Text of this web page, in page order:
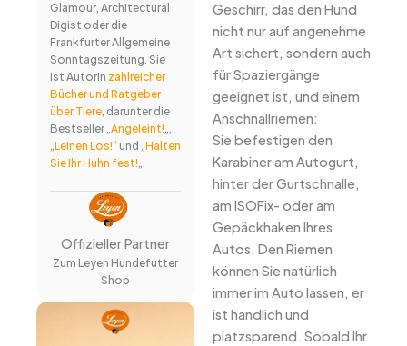
Glamour, Architectural
Digist oder die
Frankfurter Allgemeine
Sonntagszeitung. Sie
ist Autorin zahlreicher
Bücher und Ratgeber
über Tiere, darunter die
Bestseller „Angeleint!„,
„Leinen Los!“ und „Halten
Sie Ihr Huhn fest!„.
Offizieller Partner
Zum Leyen Hundefutter
Shop
Geschirr, das den Hund
nicht nur auf angenehme
Art sichert, sondern auch
für Spaziergänge
geeignet ist, und einem
Anschnallriemen:
Sie befestigen den
Karabiner am Autogurt,
hinter der Gurtschnalle,
am ISOFix- oder am
Gepäckhaken Ihres
Autos. Den Riemen
können Sie natürlich
immer im Auto lassen, er
ist handlich und
platzsparend. Sobald Ihr